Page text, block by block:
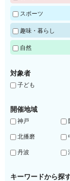
スポーツ
趣味・暮らし
自然
対象者
子ども
開催地域
神戸
北播磨
丹波
キーワードから探